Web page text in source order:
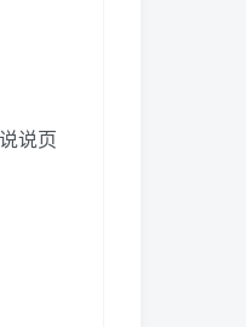
说页